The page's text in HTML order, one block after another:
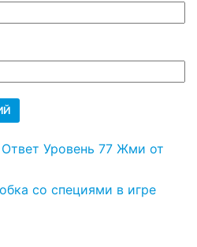
Ответ Уровень 77 Жми от
со специями в игре